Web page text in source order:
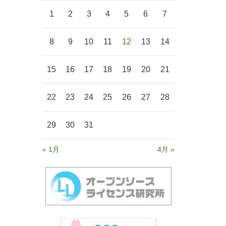
1 2 3 4 5 6 7
8 9 10 11 12 13 14
15 16 17 18 19 20 21
22 23 24 25 26 27 28
29 30 31
« 1月 4月 »